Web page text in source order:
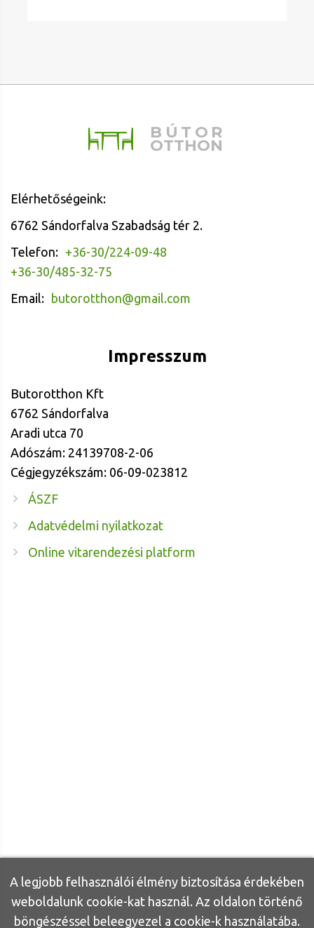
BÚTOR
OTTHON
Elérhetőségeink:
6762 Sándorfalva Szabadság tér 2.
Telefon: +36-30/224-09-48
+36-30/485-32-75
Email: butorotthon@gmail.com
Impresszum
Butorotthon Kft
6762 Sándorfalva
Aradi utca 70
Adószám: 24139708-2-06
Cégjegyzékszám: 06-09-023812
ÁSZF
Adatvédelmi nyilatkozat
Online vitarendezési platform
Bútor Otthon ©2026|Minden jog fenntartva| Készítette:Inonvip
A legjobb felhasználói élmény biztosítása érdekében
weboldalunk cookie-kat használ. Az oldalon történő
böngészéssel beleegyezel a cookie-k használatába.